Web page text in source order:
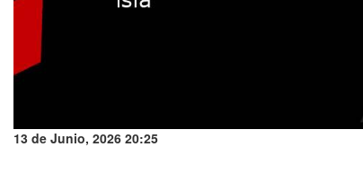
13 de Junio, 2026 20:25